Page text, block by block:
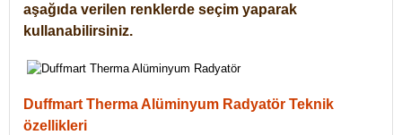
aşağıda verilen renklerde seçim yaparak
kullanabilirsiniz.
Duffmart Therma Alüminyum Radyatör Teknik
özellikleri